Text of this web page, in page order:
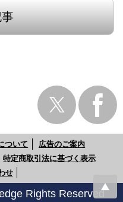
事
ついて
広告のご案内
特定商取引法に基づく表示
せ
Rights Reserved